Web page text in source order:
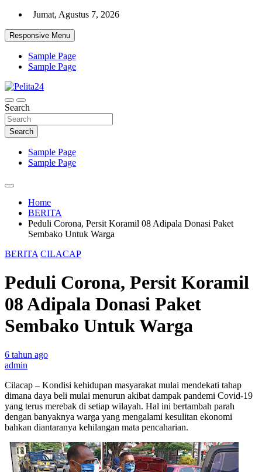
Skip
content
Jumat, Agustus 7, 2026
Responsive Menu
Sample Page
Sample Page
Pelita24
Aktual, Mendalam dan Terpercaya
Search
Search
Sample Page
Sample Page
Home
BERITA
Peduli Corona, Persit Koramil 08 Adipala Donasi Paket
Sembako Untuk Warga
BERITA CILACAP
Peduli Corona, Persit Koramil
08 Adipala Donasi Paket
Sembako Untuk Warga
6 tahun ago
admin
Cilacap – Kondisi kehidupan masyarakat mulai mendekati tahap
dimana daya beli mulai menurun akibat dampak pandemi Covid-19
yang terus merebak di setiap wilayah. Hal ini bertambah parah
dengan banyaknya warga yang mengalami kesulitan ekonomi
bahkan diantaranya kehilangan mata pencaharian.